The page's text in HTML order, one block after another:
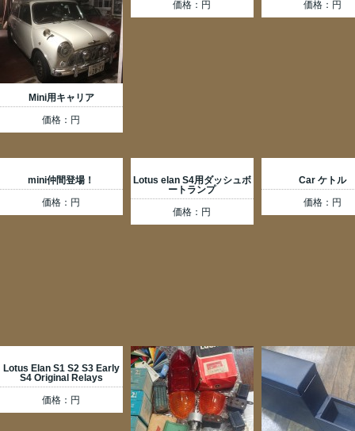
Mini用キャリア
価格：円
価格：円 価格：円
mini仲間登場！
価格：円
Lotus elan S4用ダッシュボ
ートランプ
価格：円
Car ケトル
価格：円
Lotus Elan S1 S2 S3 Early
S4 Original Relays
価格：円